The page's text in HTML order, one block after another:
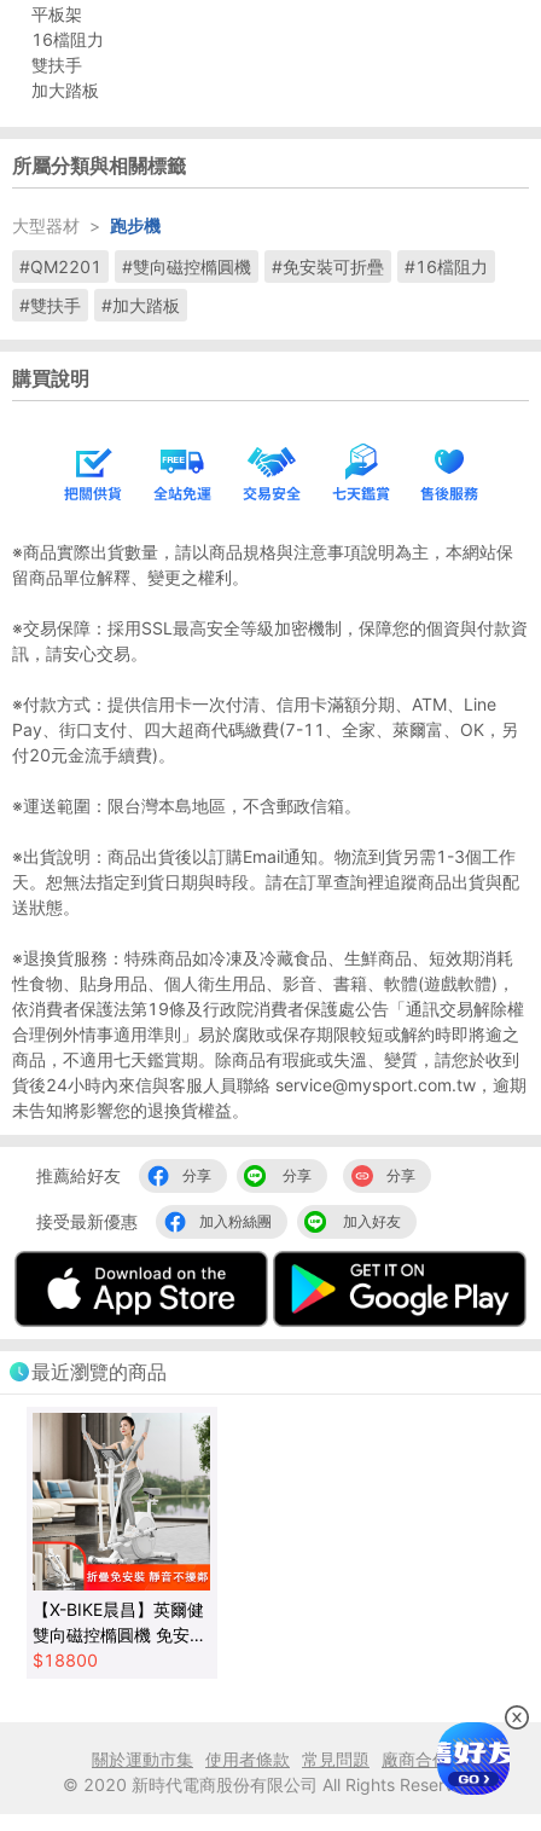
平板架
16檔阻力
雙扶手
加大踏板
所屬分類與相關標籤
大型器材 > 跑步機
#QM2201
#雙向磁控橢圓機 #免安裝可折疊
#16檔阻力
#雙扶手
#加大踏板
購買說明
※商品實際出貨數量，請以商品規格與注意事項說明為主，本網站保
留商品單位解釋、變更之權利。
※交易保障：採用SSL最高安全等級加密機制，保障您的個資與付款資
訊，請安心交易。
※付款方式：提供信用卡一次付清、信用卡滿額分期、ATM、Line
Pay、街口支付、四大超商代碼繳費(7-11、全家、萊爾富、OK，另
付20元金流手續費)。
※運送範圍：限台灣本島地區，不含郵政信箱。
※出貨說明：商品出貨後以訂購Email通知。物流到貨另需1-3個工作
天。恕無法指定到貨日期與時段。請在訂單查詢裡追蹤商品出貨與配
送狀態。
※退換貨服務：特殊商品如冷凍及冷藏食品、生鮮商品、短效期消耗
性食物、貼身用品、個人衛生用品、影音、書籍、軟體(遊戲軟體)，
依消費者保護法第19條及行政院消費者保護處公告「通訊交易解除權
合理例外情事適用準則」易於腐敗或保存期限較短或解約時即將逾之
商品，不適用七天鑑賞期。除商品有瑕疵或失溫、變質，請您於收到
貨後24小時內來信與客服人員聯絡 service@mysport.com.tw，逾期
未告知將影響您的退換貨權益。
推薦給好友 分享 分享 分享
接受最新優惠 加入粉絲團 加入好友
最近瀏覽的商品
【X-BIKE晨昌】英爾健
雙向磁控橢圓機 免安
裝/可折疊/16檔阻力/雙
$18800
關於運動市集 使用者條款 常見問題
廠商合作
© 2020 新時代電商股份有限公司 All Rights Reserved.